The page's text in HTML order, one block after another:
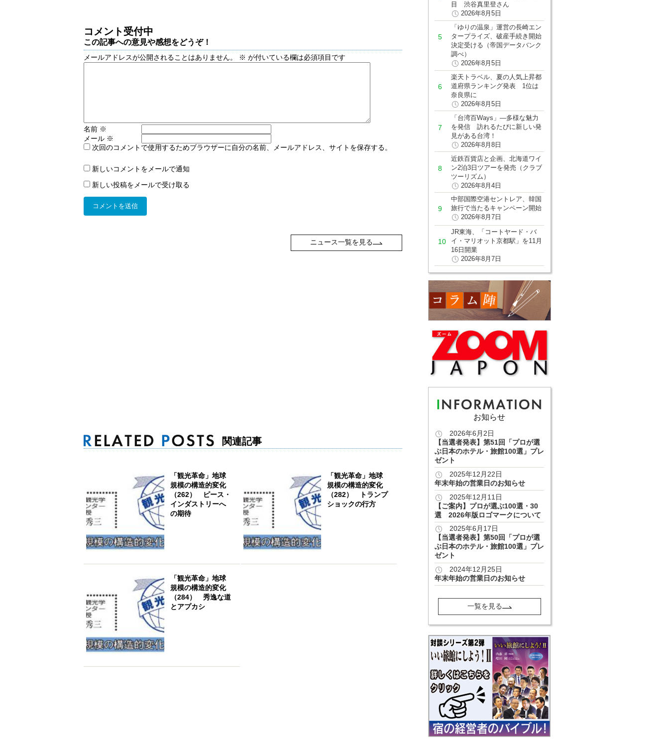
コメント受付中
この記事への意見や感想をどうぞ！
メールアドレスが公開されることはありません。 ※ が付いている欄は必須項目です
名前 ※
メール ※
次回のコメントで使用するためブラウザーに自分の名前、メールアドレス、サイトを保存する。
新しいコメントをメールで通知
新しい投稿をメールで受け取る
ニュース一覧を見る
関連記事
「観光革命」地球
規模の構造的変化
（262） ピース・
インダストリーへ
の期待
「観光革命」地球
規模の構造的変化
（282） トランプ
ショックの行方
「観光革命」地球
規模の構造的変化
（284） 秀逸な道
とアプカシ
目 渋谷真里登さん
2026年8月5日
「ゆりの温泉」運営の長崎エン
タープライズ、破産手続き開始
決定受ける（帝国データバンク
調べ）
2026年8月5日
楽天トラベル、夏の人気上昇都
道府県ランキング発表 1位は
奈良県に
2026年8月5日
「台湾百Ways」―多様な魅力
を発信 訪れるたびに新しい発
見がある台湾！
2026年8月8日
近鉄百貨店と企画、北海道ワイ
ン2泊3日ツアーを発売（クラブ
ツーリズム）
2026年8月4日
中部国際空港セントレア、韓国
旅行で当たるキャンペーン開始
2026年8月7日
JR東海、「コートヤード・バ
イ・マリオット京都駅」を11月
16日開業
2026年8月7日
お知らせ
2026年6月2日
【当選者発表】第51回「プロが選
ぶ日本のホテル・旅館100選」プレ
ゼント
2025年12月22日
年末年始の営業日のお知らせ
2025年12月11日
【ご案内】プロが選ぶ100選・30
選 2026年版ロゴマークについて
2025年6月17日
【当選者発表】第50回「プロが選
ぶ日本のホテル・旅館100選」プレ
ゼント
2024年12月25日
年末年始の営業日のお知らせ
一覧を見る